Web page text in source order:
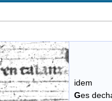
idem
Ges